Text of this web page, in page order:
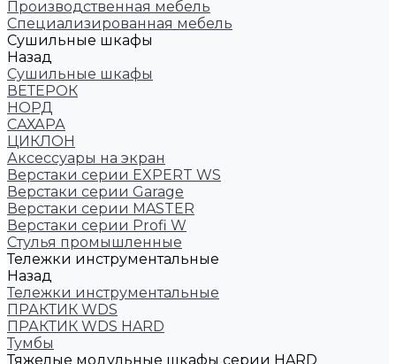
Производственная мебель
Cпециализированная мебель
Cушильные шкафы
Назад
Cушильные шкафы
ВЕТЕРОК
НОРД
САХАРА
ЦИКЛОН
Аксессуары на экран
Верстаки серии EXPERT WS
Верстаки серии Garage
Верстаки серии MASTER
Верстаки серии Profi W
Стулья промышленные
Тележки инструментальные
Назад
Тележки инструментальные
ПРАКТИК WDS
ПРАКТИК WDS HARD
Тумбы
Тяжелые модульные шкафы серии HARD